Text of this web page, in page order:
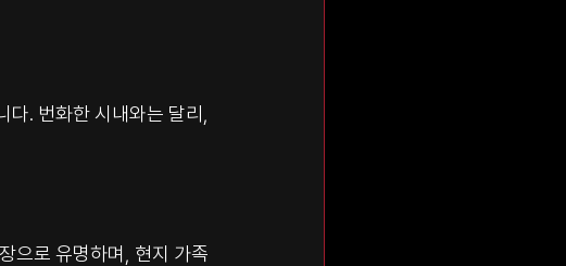
. 번화한 시내와는 달리,
으로 유명하며, 현지 가족